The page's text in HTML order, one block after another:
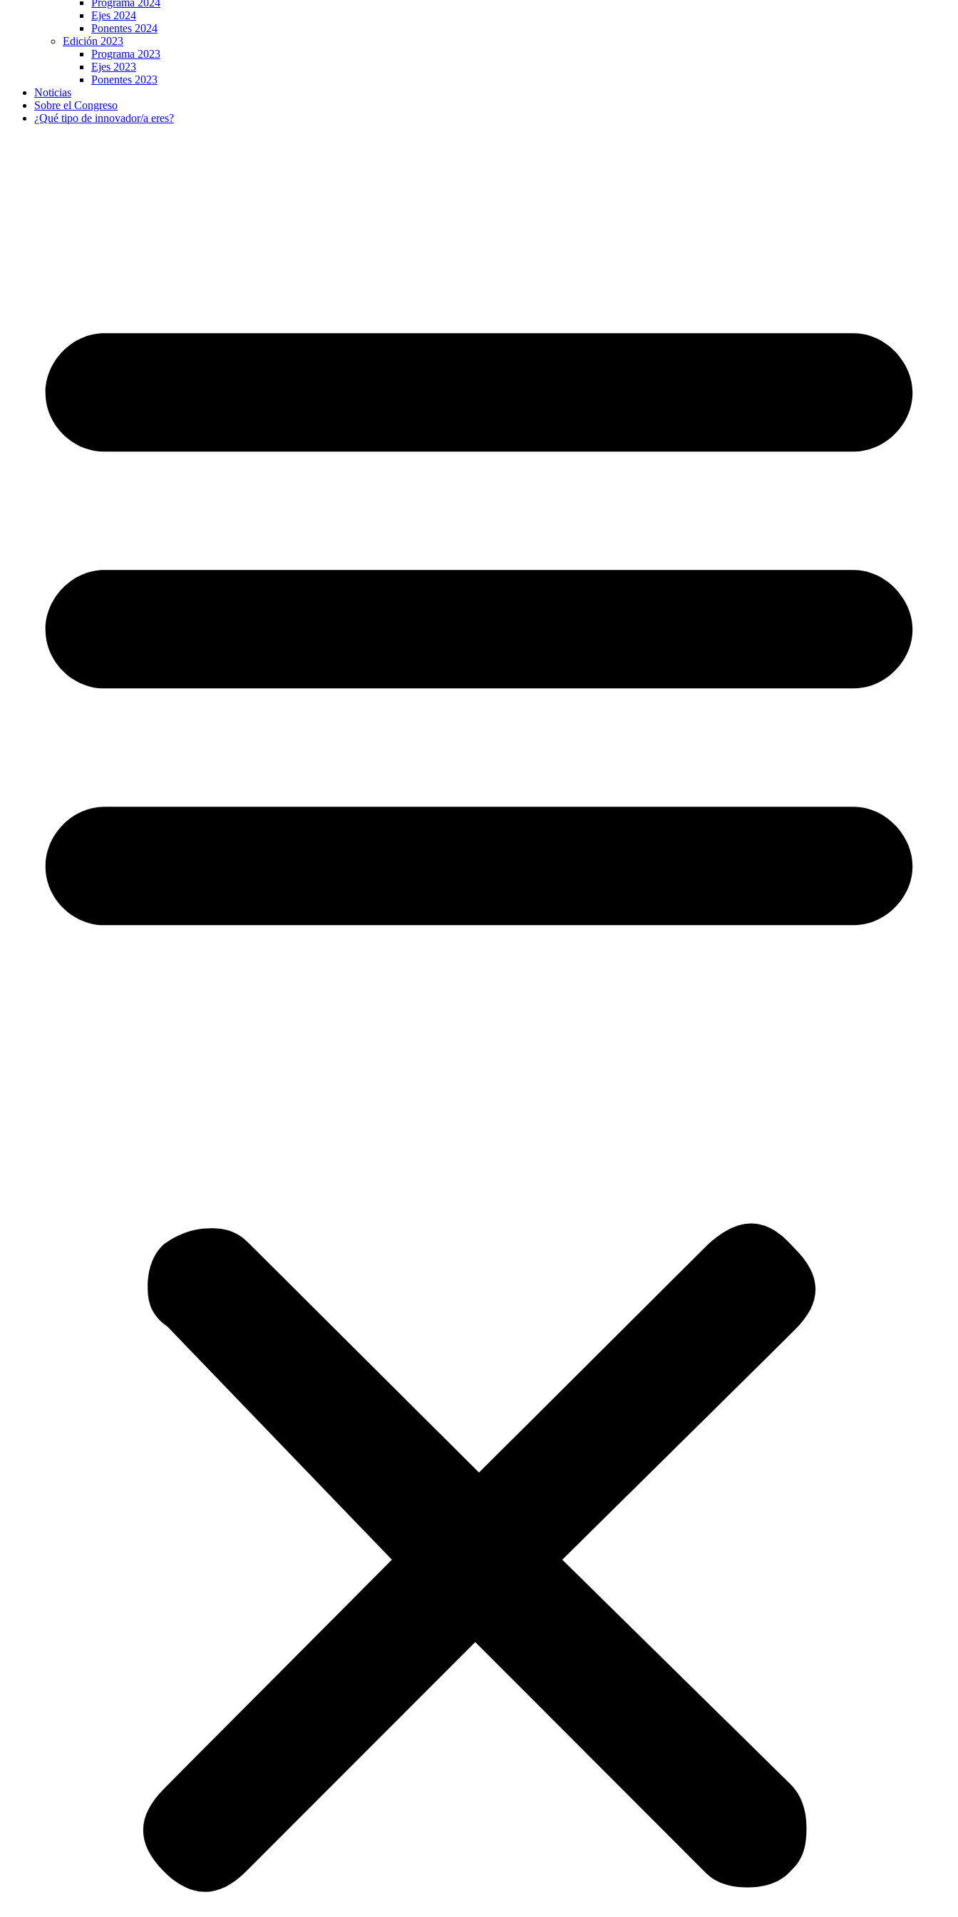
Programa 2024
Ejes 2024
Ponentes 2024
Edición 2023
Programa 2023
Ejes 2023
Ponentes 2023
Noticias
Sobre el Congreso
¿Qué tipo de innovador/a eres?